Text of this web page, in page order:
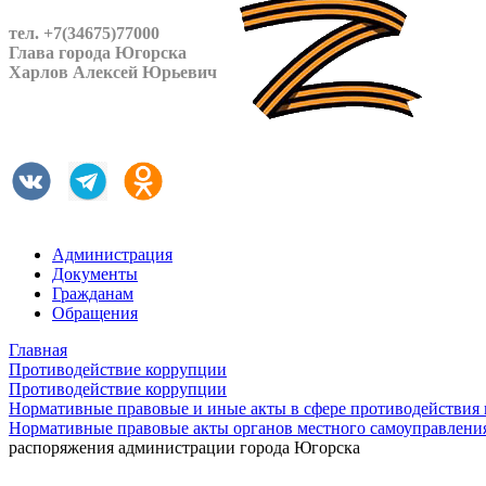
тел. +7(34675)77000
Глава города Югорска
Харлов Алексей Юрьевич
Администрация
Документы
Гражданам
Обращения
Главная
Противодействие коррупции
Противодействие коррупции
Нормативные правовые и иные акты в сфере противодействия
Нормативные правовые акты органов местного
распоряжения администрации города Югорска